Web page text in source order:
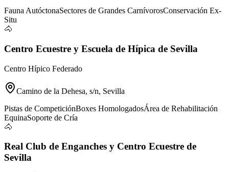
Fauna AutóctonaSectores de Grandes CarnívorosConservación Ex-
Situ
🐴
Centro Ecuestre y Escuela de Hípica de Sevilla
Centro Hípico Federado
Camino de la Dehesa, s/n, Sevilla
Pistas de CompeticiónBoxes HomologadosÁrea de Rehabilitación
EquinaSoporte de Cría
🐴
Real Club de Enganches y Centro Ecuestre de
Sevilla